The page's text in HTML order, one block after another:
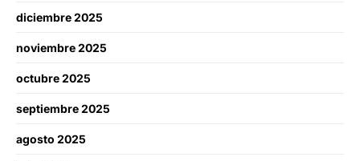
diciembre 2025
noviembre 2025
octubre 2025
septiembre 2025
agosto 2025